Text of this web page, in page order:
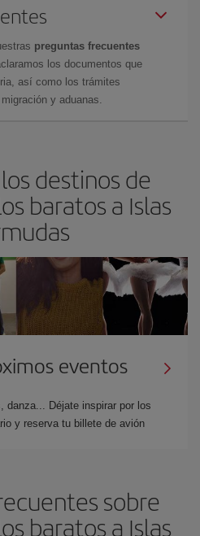
preguntas frecuentes
los documentos que
así como los trámites
y aduanas.
destinos de
baratos a Islas
eventos
danza... Déjate inspirar por los
y reserva tu billete de avión
sobre
baratos a Islas